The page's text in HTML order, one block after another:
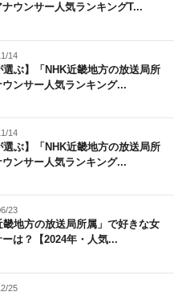
ウンサー人気ランキングT...
14
選ぶ】「NHK近畿地方の放送局所
ウンサー人気ランキング...
14
選ぶ】「NHK近畿地方の放送局所
ンサー人気ランキング...
23
畿地方の放送局所属」で好きな女
は？【2024年・人気...
25